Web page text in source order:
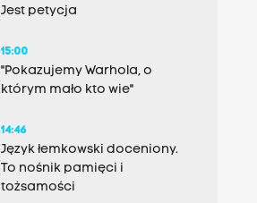
Jest petycja
15:00
"Pokazujemy Warhola, o
którym mało kto wie"
14:46
Język łemkowski doceniony.
To nośnik pamięci i
tożsamości